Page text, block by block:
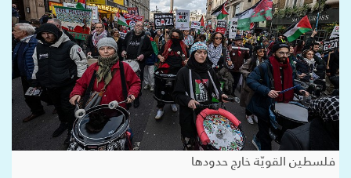
فلسطين القويّة خارج حدودها